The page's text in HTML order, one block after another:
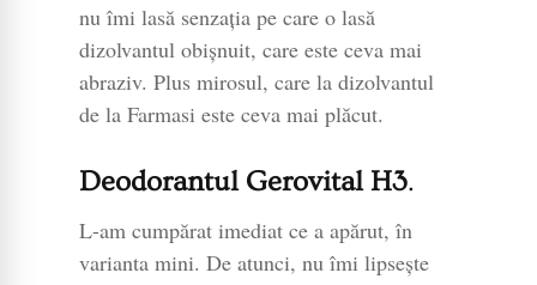
nu îmi lasă senzația pe care o lasă
dizolvantul obișnuit, care este ceva mai
abraziv. Plus mirosul, care la dizolvantul
de la Farmasi este ceva mai plăcut.
Deodorantul Gerovital H3.
L-am cumpărat imediat ce a apărut, în
varianta mini. De atunci, nu îmi lipsește